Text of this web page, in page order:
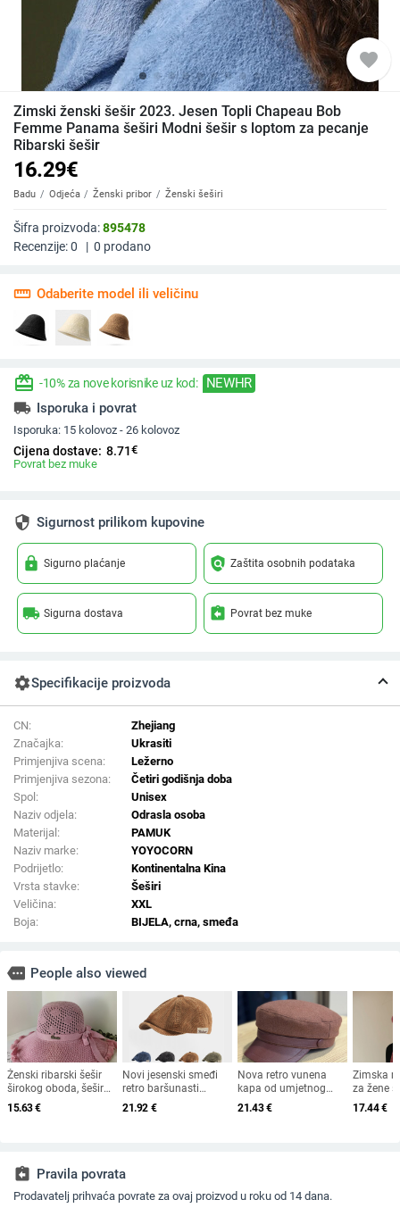
favorite
Zimski ženski šešir 2023. Jesen Topli Chapeau Bob
Femme Panama šeširi Modni šešir s loptom za pecanje
Ribarski šešir
16.29€
Badu Odjeća Ženski pribor Ženski šeširi
Šifra proizvoda:895478
Recenzije:0 | 0 prodano
straighten Odaberite model ili veličinu
redeem -10% za nove korisnike uz kod: NEWHR
local_shipping Isporuka i povrat
Isporuka: 15 kolovoz - 26 kolovoz
Cijena dostave: 8.71€
Povrat bez muke
security Sigurnost prilikom kupovine
lock Sigurno plaćanje policy Zaštita osobnih podataka
local_shipping Sigurna dostava assignment_return Povrat bez muke
settingsSpecifikacije proizvoda
CN:
Zhejiang
Značajka:
Ukrasiti
Primjenjiva scena:
Ležerno
Primjenjiva sezona:
Četiri godišnja doba
Spol:
Unisex
Naziv odjela:
Odrasla osoba
Materijal:
PAMUK
Naziv marke:
YOYOCORN
Podrijetlo:
Kontinentalna Kina
Vrsta stavke:
Šeširi
Veličina:
XXL
Boja:
BIJELA, crna, smeđa
more People also viewed
Ženski ribarski šešir
širokog oboda, šešir
za sunce, pleteni šešir
za sunce, šešir za
15.63€
Novi jesenski smeđi
retro baršunasti
osmerokutni šešir za
muškarce i žene,
jesen i zimu
21.92 €
Nova retro vunena
kapa od umjetnog
krzna za jesen i zimu
2025. za žene,
21.43€
Zimska
za žene
starijih
od
17.44€
assignment_return Pravila povrata
Prodavatelj prihvaća povrate za ovaj proizvod u roku od 14 dana.